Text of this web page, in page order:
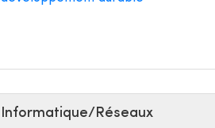
Informatique/Réseaux